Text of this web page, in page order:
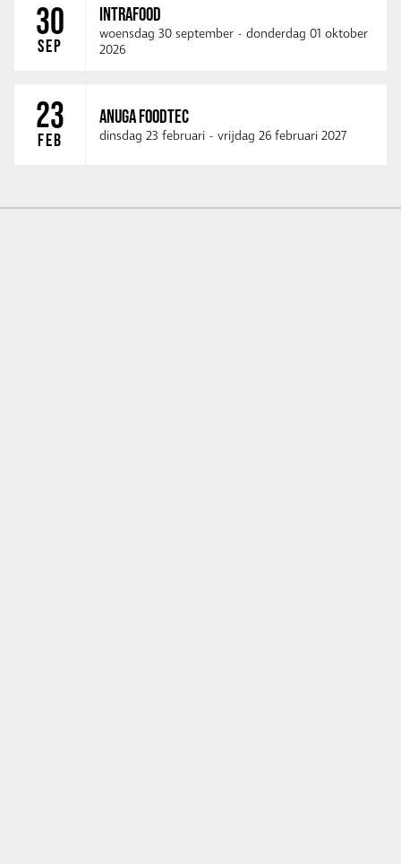
30
SEP
INTRAFOOD
woensdag 30 september - donderdag 01 oktober
2026
23
FEB
ANUGA FOODTEC
dinsdag 23 februari - vrijdag 26 februari 2027